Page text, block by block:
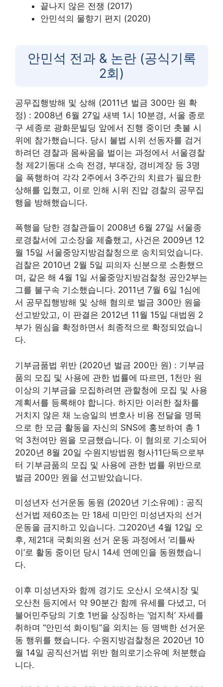
끝나지 않은 전쟁 (2017)
안민석의 물향기 편지 (2020)
안민석 전과 & 논란 (공식기록
2회)
공무집행방해 및 상해 (2011년 벌금 300만 원 확
정) : 2008년 6월 27일 새벽 1시 10분경, 서울 종로
구 세종로 광화문빌딩 앞에서 진행 중이던 촛불 시
위에 참가했습니다. 당시 불법 시위 선동자를 검거
하려던 경찰과 몸싸움을 벌이는 과정에서 서울경찰
청 제2기동대 소속 전경, 부대장, 경비계장 등 3명
을 폭행하여 각각 2주에서 3주간의 치료가 필요한
상해를 입혔고, 이로 인해 시위 진압 경찰의 공무집
행을 방해했습니다.
폭행을 당한 경찰관들이 2008년 6월 27일 서울종
로경찰서에 고소장을 제출했고, 사건은 2009년 12
월 15일 서울중앙지방검찰청으로 송치되었습니다.
검찰은 2010년 2월 5일 피의자 신분으로 소환했으
며, 같은 해 4월 1일 서울중앙지방검찰청 공안2부는
그를 불구속 기소했습니다. 2011년 7월 6일 1심에
서 공무집행방해 및 상해 혐의로 벌금 300만 원을
선고받았고, 이 판결은 2012년 11월 15일 대법원 2
부가 원심을 확정하면서 최종적으로 확정되었습니
다.
기부금품법 위반 (2020년 벌금 200만 원) : 기부금
품의 모집 및 사용에 관한 법률에 따르면, 1천만 원
이상의 기부금을 모집하려면 관할청에 모집 및 사용
계획서를 등록해야 합니다. 하지만 이러한 절차를
거치지 않은 채 노승일의 변호사 비용 전달을 명목
으로 한 모금 활동을 자신의 SNS에 홍보하여 총 1
억 3천여만 원을 모금했습니다. 이 혐의로 기소되어
2020년 8월 20일 수원지방법원 형사11단독으로부
터 기부금품의 모집 및 사용에 관한 법률 위반으로
벌금 200만 원을 선고받았습니다.
미성년자 선거운동 동원 (2020년 기소유예) : 공직
선거법 제60조는 만 18세 미만인 미성년자의 선거
운동을 금지하고 있습니다. 그2020년 4월 12일 오
후, 제21대 국회의원 선거 운동 과정에서 ‘리틀싸
이’로 활동 중이던 당시 14세 연예인을 동원했습니
다.
이후 미성년자와 함께 경기도 오산시 오색시장 및
오산천 등지에서 약 90분간 함께 유세를 다녔고, 더
불어민주당의 기호 1번을 상징하는 ‘엄지척’ 자세를
취하며 “안민석 화이팅”을 외치는 등 명백한 선거운
동 행위를 했습니다. 수원지방검찰청은 2020년 10
월 14일 공직선거법 위반 혐의로기소유예 처분했습
니다.